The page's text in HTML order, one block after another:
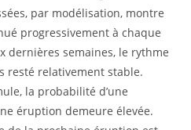
par modélisation, montre
progressivement à chaque
dernières semaines, le rythme
resté relativement stable.
la probabilité d’une
éruption demeure élevée.